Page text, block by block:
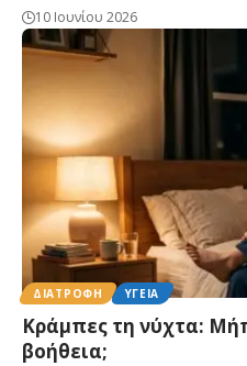
10 Ιουνίου 2026
ΔΙΑΤΡΟΦΉ ΥΓΕΊΑ
Κράμπες τη νύχτα:
βοήθεια;